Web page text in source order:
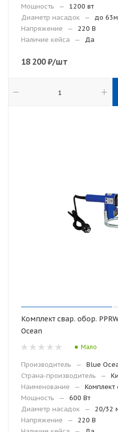
Мощность
—
1200 вт
Диаметр насадок
—
до
Напряжение
—
220 В
Наличие кейса
— Да
18 200₽/шт
Комплект свар. обор.
Ocean
Мало
Производитель —
Blue
Страна-производитель
—
Наименование
—
Комплект
Мощность
—
600 Вт
Диаметр насадок
—
20/32
Напряжение
—
220 В